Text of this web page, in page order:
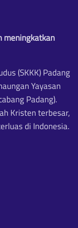
meningkatkan
(SKKK) Padang
Yayasan
Padang).
Kristen terbesar,
di Indonesia.